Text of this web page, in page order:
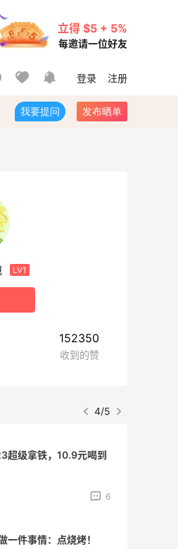
立得 $5 + 5%
每邀请一位好友
登录 注册
我要提问 发布晒单
LV1
152350
收到的赞
4/5
超级拿铁，10.9元喝到
6
一件事情：点烧烤！